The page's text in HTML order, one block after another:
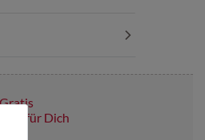
für Dich